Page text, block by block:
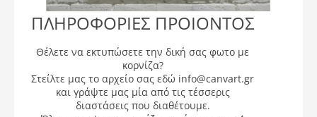
ΠΛΗΡΟΦΟΡΙΕΣ ΠΡΟΙΟΝΤΟΣ
Θέλετε να εκτυπώσετε την δική σας φωτο με
κορνίζα?
Στείλτε μας το αρχείο σας εδώ info@canvart.gr
και γράψτε μας μία από τις τέσσερις
διαστάσεις που διαθέτουμε.